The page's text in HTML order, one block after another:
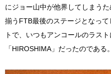
にジョー山中が他界してしまう
揃うFTB最後のステージとなっ
トで、いつもアンコールのラス
「HIROSHIMA」だったのである。